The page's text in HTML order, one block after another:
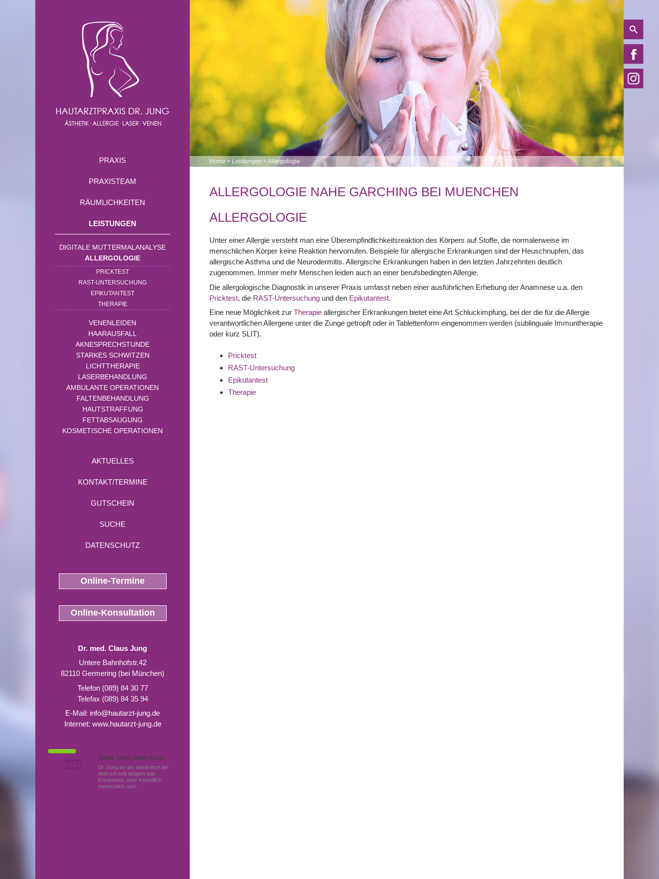
PRAXIS
PRAXISTEAM
RÄUMLICHKEITEN
LEISTUNGEN
DIGITALE MUTTERMALANALYSE
ALLERGOLOGIE
PRICKTEST
RAST-UNTERSUCHUNG
EPIKUTANTEST
THERAPIE
VENENLEIDEN
HAARAUSFALL
AKNESPRECHSTUNDE
STARKES SCHWITZEN
LICHTTHERAPIE
LASERBEHANDLUNG
AMBULANTE OPERATIONEN
FALTENBEHANDLUNG
HAUTSTRAFFUNG
FETTABSAUGUNG
KOSMETISCHE OPERATIONEN
AKTUELLES
KONTAKT/TERMINE
GUTSCHEIN
SUCHE
DATENSCHUTZ
Online-Termine
Online-Konsultation
Dr. med. Claus Jung
Untere Bahnhofstr.42
82110 Germering (bei München)
Telefon (089) 84 30 77
Telefax (089) 84 35 94
E-Mail: info@hautarzt-jung.de
Internet: www.hautarzt-jung.de
Tolles Team, toller Arzt!
Dr. Jung ist der beste Arzt bei
dem ich seit langem war.
Kompetent, sehr freundlich,
menschlich und …
Von Patienten
bewertet mit
Note
1,5
Home > Leistungen >Allergologie
ALLERGOLOGIE NAHE GARCHING BEI MUENCHEN
ALLERGOLOGIE
Unter einer Allergie versteht man eine Überempfindlichkeitsreaktion des Körpers auf Stoffe, die normalerweise im
menschlichen Körper keine Reaktion hervorrufen. Beispiele für allergische Erkrankungen sind der Heuschnupfen, das
allergische Asthma und die Neurodermitis. Allergische Erkrankungen haben in den letzten Jahrzehnten deutlich
zugenommen. Immer mehr Menschen leiden auch an einer berufsbedingten Allergie.
Die allergologische Diagnostik in unserer Praxis umfasst neben einer ausführlichen Erhebung der Anamnese u.a. den
Pricktest, die RAST-Untersuchung und den Epikutantest.
Eine neue Möglichkeit zur Therapie allergischer Erkrankungen bietet eine Art Schluckimpfung, bei der die für die Allergie
verantwortlichen Allergene unter die Zunge getropft oder in Tablettenform eingenommen werden (sublinguale Immuntherapie
oder kurz SLIT).
Pricktest
RAST-Untersuchung
Epikutantest
Therapie